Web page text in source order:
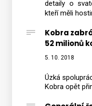
detaily o
kteří měli
Kobra
52 milionů
5. 10. 2018
Úzká
Kobra opět